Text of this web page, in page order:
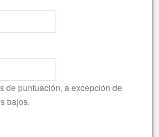
de puntuación, a excepción de
bajos.